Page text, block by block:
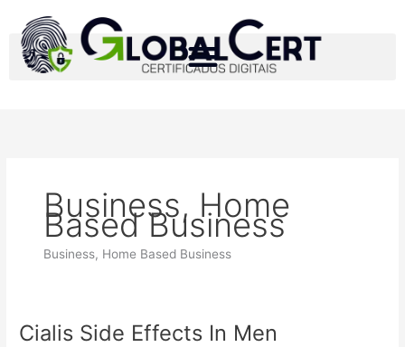
para
conteúdo
Business, Home
Based Business
Business, Home Based Business
Cialis Side Effects In Men
Cialis